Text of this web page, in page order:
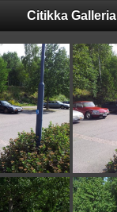
Citikka Galleria